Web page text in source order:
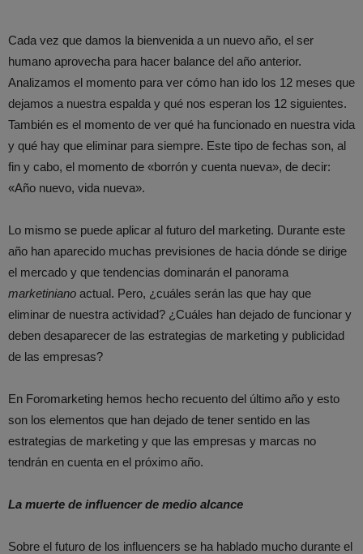
Cada vez que damos la bienvenida a un nuevo año, el ser
humano aprovecha para hacer balance del año anterior.
Analizamos el momento para ver cómo han ido los 12 meses que
dejamos a nuestra espalda y qué nos esperan los 12 siguientes.
También es el momento de ver qué ha funcionado en nuestra vida
y qué hay que eliminar para siempre. Este tipo de fechas son, al
fin y cabo, el momento de «borrón y cuenta nueva», de decir:
«Año nuevo, vida nueva».
Lo mismo se puede aplicar al futuro del marketing. Durante este
año han aparecido muchas previsiones de hacia dónde se dirige
el mercado y que tendencias dominarán el panorama
marketiniano actual. Pero, ¿cuáles serán las que hay que
eliminar de nuestra actividad? ¿Cuáles han dejado de funcionar y
deben desaparecer de las estrategias de marketing y publicidad
de las empresas?
En Foromarketing hemos hecho recuento del último año y esto
son los elementos que han dejado de tener sentido en las
estrategias de marketing y que las empresas y marcas no
tendrán en cuenta en el próximo año.
La muerte de influencer de medio alcance
Sobre el futuro de los influencers se ha hablado mucho durante el